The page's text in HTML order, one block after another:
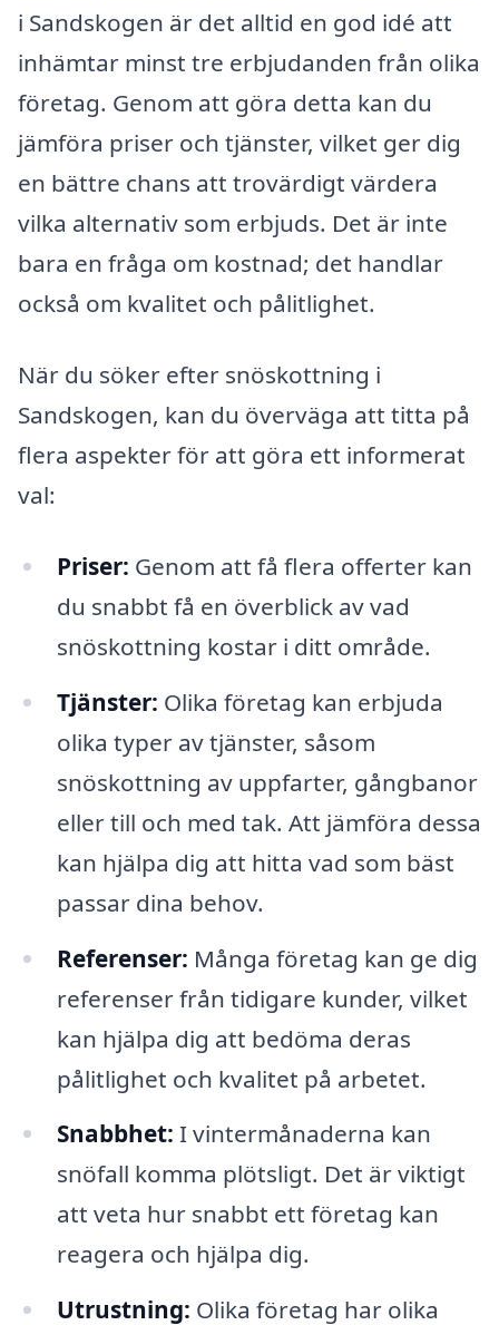
i Sandskogen är det alltid en god idé att
inhämtar minst tre erbjudanden från olika
företag. Genom att göra detta kan du
jämföra priser och tjänster, vilket ger dig
en bättre chans att trovärdigt värdera
vilka alternativ som erbjuds. Det är inte
bara en fråga om kostnad; det handlar
också om kvalitet och pålitlighet.
När du söker efter snöskottning i
Sandskogen, kan du överväga att titta på
flera aspekter för att göra ett informerat
val:
Priser: Genom att få flera offerter kan
du snabbt få en överblick av vad
snöskottning kostar i ditt område.
Tjänster: Olika företag kan erbjuda
olika typer av tjänster, såsom
snöskottning av uppfarter, gångbanor
eller till och med tak. Att jämföra dessa
kan hjälpa dig att hitta vad som bäst
passar dina behov.
Referenser: Många företag kan ge dig
referenser från tidigare kunder, vilket
kan hjälpa dig att bedöma deras
pålitlighet och kvalitet på arbetet.
Snabbhet: I vintermånaderna kan
snöfall komma plötsligt. Det är viktigt
att veta hur snabbt ett företag kan
reagera och hjälpa dig.
Utrustning: Olika företag har olika